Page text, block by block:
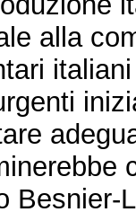
alla
Besnier-